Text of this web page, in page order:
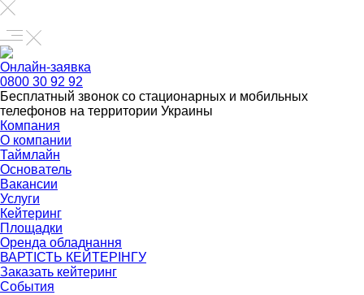
Онлайн-заявка
0800 30 92 92
Бесплатный звонок со стационарных и мобильных
телефонов на территории Украины
Компания
О компании
Таймлайн
Основатель
Вакансии
Услуги
Кейтеринг
Площадки
Оренда обладнання
ВАРТІСТЬ КЕЙТЕРІНГУ
Заказать кейтеринг
События